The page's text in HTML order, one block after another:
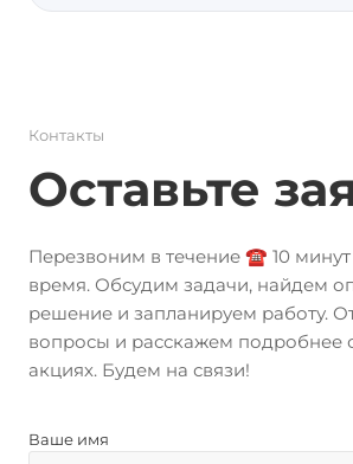
Контакты
Оставьте
Перезвоним в течение ☎️ 10
время. Обсудим задачи, найдем
решение и запланируем работу.
вопросы и расскажем подробнее
акциях. Будем на связи!
Ваше имя